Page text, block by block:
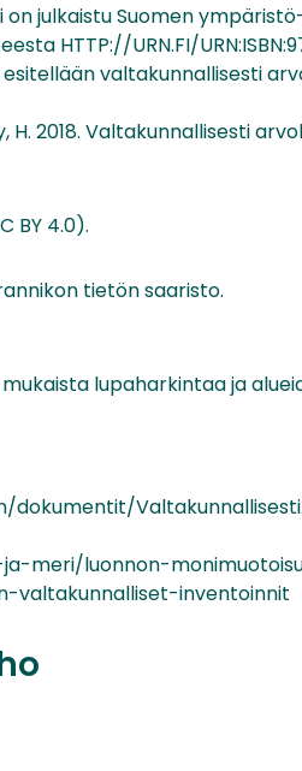
julkaistu Suomen
HTTP://URN.FI/
valtakunnallisesti
H. 2018. Valtakunnallisesti
BY 4.0).
tietön saaristo.
lupaharkintaa ja
meri/luonnon-
valtakunnalliset-inventoinnit